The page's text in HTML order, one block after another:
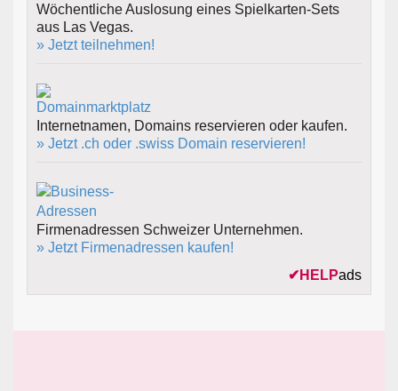
Wöchentliche Auslosung eines Spielkarten-Sets
aus Las Vegas.
» Jetzt teilnehmen!
Internetnamen, Domains reservieren oder kaufen.
» Jetzt .ch oder .swiss Domain reservieren!
Firmenadressen Schweizer Unternehmen.
» Jetzt Firmenadressen kaufen!
✔ HELPads